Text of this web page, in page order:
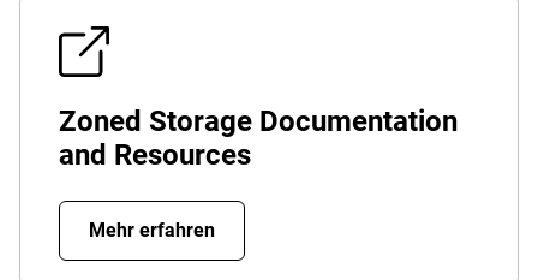
Zoned Storage Documentation
and Resources
Mehr erfahren